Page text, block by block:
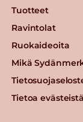
Tuotteet
Ravintolat
Ruokaideoita
Mikä
Tietoa evästeistä